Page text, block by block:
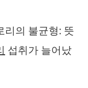
리의 불균형: 뜻
섭취가 늘어났